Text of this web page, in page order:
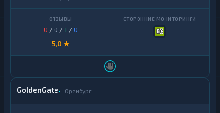
0 / 0 /1 /0
5,0 ★
GoldenGate Оренбург